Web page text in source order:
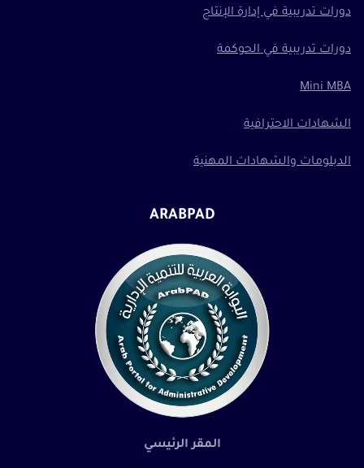
دورات تدريبية في إدارة الإنتاج
دورات تدريبية في الحوكمة
Mini MBA
الشهادات الاحترافية
الدبلومات والشهادات المهنية
ARABPAD
المقر الرئيسي